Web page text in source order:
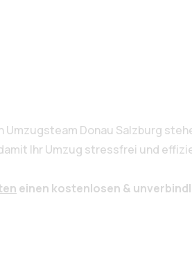
Donau Salzburg
Ihr Umzug stressfrei und
einen kostenlosen &